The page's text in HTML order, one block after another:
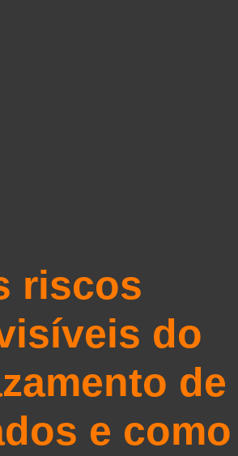
riscos
do
de
e como